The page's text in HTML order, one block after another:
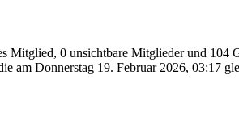
Mitglied, 0 unsichtbare Mitglieder und 104
am Donnerstag 19. Februar 2026, 03:17